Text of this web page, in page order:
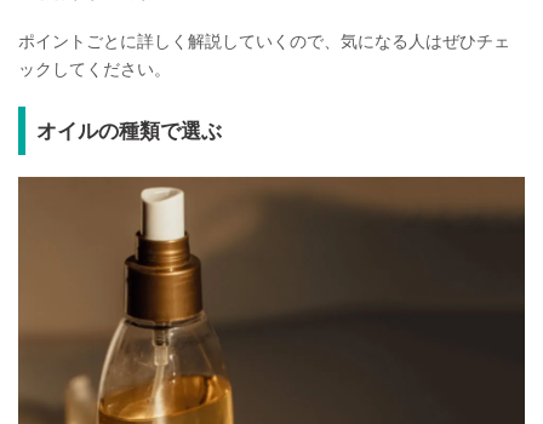
ポイントごとに詳しく解説していくので、気になる人はぜひチェ
ックしてください。
オイルの種類で選ぶ